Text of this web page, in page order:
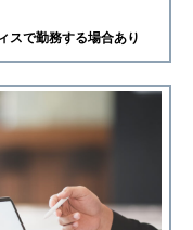
スで勤務する場合あり